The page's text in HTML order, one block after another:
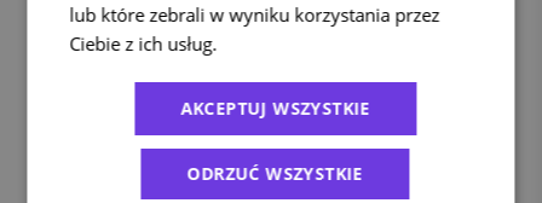
palety niestandardowe.
Doręczenie nawet następnego dnia
roboczego.
Palety krajowe i międzynardowe
lub które zebrali w wyniku korzystania przez
Ciebie z ich usług.
AKCEPTUJ WSZYSTKIE
ODRZUĆ WSZYSTKIE